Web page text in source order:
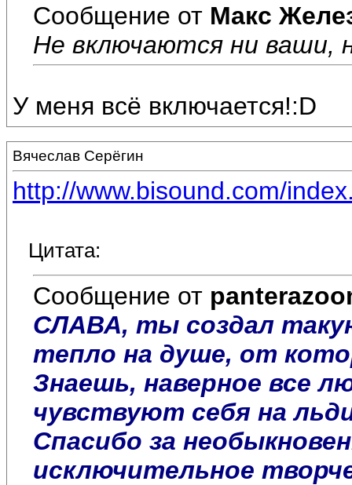
Сообщение от Макс
Не включаются ни ваши,
У меня всё включается!:D
Вячеслав Серёгин
http://www.bisound.com/
Цитата:
Сообщение от
СЛАВА, ты создал
тепло на душе, от
Знаешь, наверное все
чувствуют себя на
Спасибо за
исключительное